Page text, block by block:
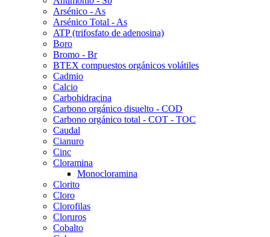
Arsénico - As
Arsénico Total - As
ATP (trifosfato de adenosina)
Boro
Bromo - Br
BTEX compuestos orgánicos volátiles
Cadmio
Calcio
Carbohidracina
Carbono orgánico disuelto - COD
Carbono orgánico total - COT - TOC
Caudal
Cianuro
Cinc
Cloramina
Monocloramina
Clorito
Cloro
Clorofilas
Cloruros
Cobalto